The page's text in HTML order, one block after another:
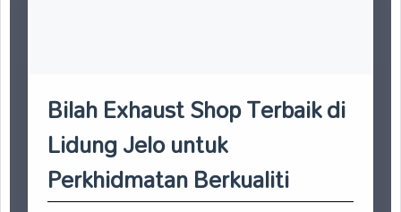
Bilah Exhaust Shop Terbaik di
Lidung Jelo untuk
Perkhidmatan Berkualiti